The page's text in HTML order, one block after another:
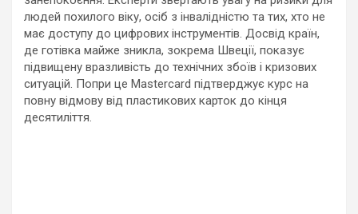
людей похилого віку, осіб з інвалідністю та тих, хто не
має доступу до цифрових інструментів. Досвід країн,
де готівка майже зникла, зокрема Швеції, показує
підвищену вразливість до технічних збоїв і кризових
ситуацій. Попри це Mastercard підтверджує курс на
повну відмову від пластикових карток до кінця
десятиліття.